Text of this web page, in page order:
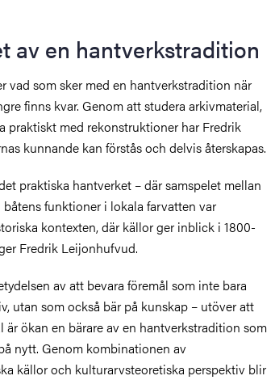
av en hantverkstradition
vad som sker med en hantverkstradition när
finns kvar. Genom att studera arkivmaterial,
praktiskt med rekonstruktioner har Fredrik
kunnande kan förstås och delvis återskapas.
praktiska hantverket – där samspelet mellan
funktioner i lokala farvatten var
kontexten, där källor ger inblick i 1800-
Fredrik Leijonhufvud.
av att bevara föremål som inte bara
utan som också bär på kunskap – utöver att
är ökan en bärare av en hantverkstradition som
nytt. Genom kombinationen av
källor och kulturarvsteoretiska perspektiv blir